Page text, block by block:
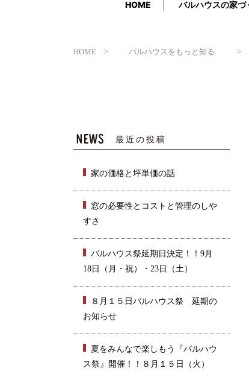
HOME バルハウスの家づ
HOME バルハウスをもっと知る
最近の投稿
家の価格と坪単価の話
窓の必要性とコストと管理のしや
すさ
バルハウス祭延期日決定！！9月
18日（月・祝）・23日（土）
８月１５日バルハウス祭 延期の
お知らせ
夏をみんなで楽しもう『バルハウ
ス祭』開催！！８月１５日（火）